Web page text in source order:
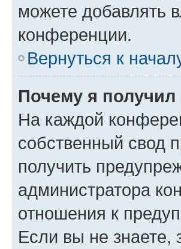
можете добавлять
конференции.
Вернуться к
Почему я
На каждой
собственный свод
получить
администратора
отношения к
Если вы не знаете,